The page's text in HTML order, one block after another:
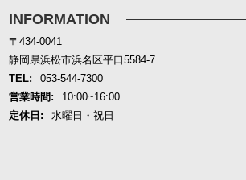
INFORMATION
〒434-0041
静岡県浜松市浜名区平口5584-7
TEL:
053-544-7300
営業時間:
10:00~16:00
定休日:
水曜日・祝日